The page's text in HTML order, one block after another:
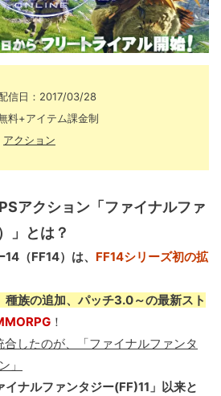
信日：2017/03/28
料+アイテム課金制
アクション
アクション「ファイナルファ
」とは？
（FF14）は、 FF14シリーズ初の拡
種族の追加、パッチ3.0～の最新スト
！
したのが、「ファイナルファンタ
」
ナルファンタジー(FF)11」以来と